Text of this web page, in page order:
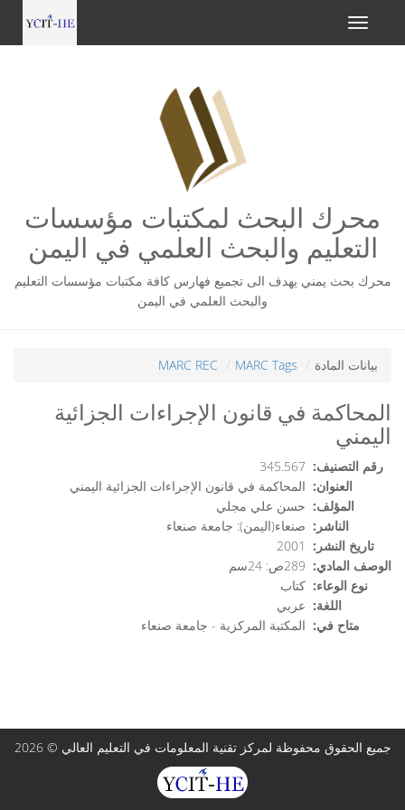
محرك البحث لمكتبات مؤسسات
التعليم والبحث العلمي في اليمن
محرك بحث يمني يهدف الى تجميع فهارس كافة مكتبات مؤسسات التعليم
والبحث العلمي في اليمن
بيانات المادة MARC Tags
MARC REC
المحاكمة في قانون الإجراءات الجزائية
اليمني
رقم التصنيف: 345.567
العنوان: المحاكمة في قانون الإجراءات الجزائية اليمني
المؤلف: حسن علي مجلي
الناشر: صنعاء(اليمن): جامعة صنعاء
تاريخ النشر:
2001
الوصف المادي: 289ص: 24سم
نوع الوعاء: كتاب
اللغة: عربي
متاح في: المكتبة المركزية - جامعة صنعاء
جميع الحقوق محفوظة لمركز تقنية المعلومات في التعليم العالي © 2026